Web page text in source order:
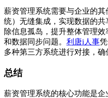
薪资管理系统需要与企业的
统）无缝集成，实现数据的
除信息孤岛，提升整体管理
和数据同步问题。 利唐i人事
多种第三方系统进行对接，确
总结
薪资管理系统的核心功能是